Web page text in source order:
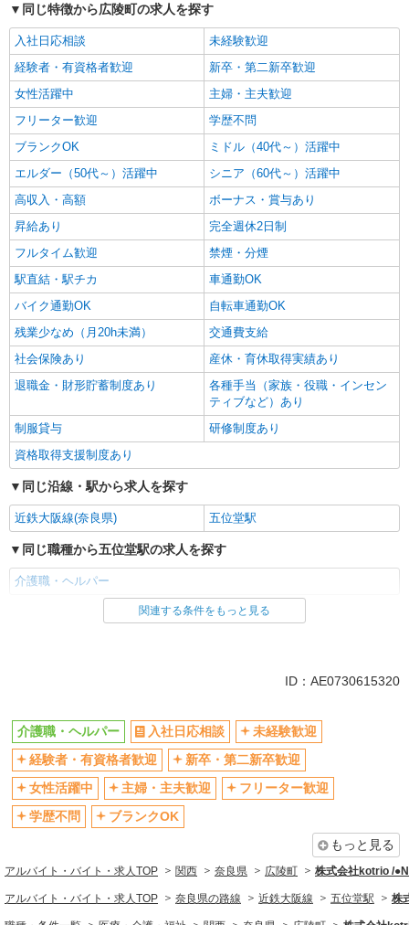
同じ特徴から広陵町の求人を探す
入社日応相談
未経験歓迎
経験者・有資格者歓迎
新卒・第二新卒歓迎
女性活躍中
主婦・主夫歓迎
フリーター歓迎
学歴不問
ブランクOK
ミドル（40代～）活躍中
エルダー（50代～）活躍中
シニア（60代～）活躍中
高収入・高額
ボーナス・賞与あり
昇給あり
完全週休2日制
フルタイム歓迎
禁煙・分煙
駅直結・駅チカ
車通勤OK
バイク通勤OK
自転車通勤OK
残業少なめ（月20h未満）
交通費支給
社会保険あり
産休・育休取得実績あり
退職金・財形貯蓄制度あり
各種手当（家族・役職・インセン
ティブなど）あり
制服貸与
研修制度あり
資格取得支援制度あり
同じ沿線・駅から求人を探す
近鉄大阪線(奈良県) 五位堂駅
同じ職種から五位堂駅の求人を探す
介護職・ヘルパー
同じ雇用形態から五位堂駅の求人を探す
経験者・有資格者歓迎
新卒・第二新卒歓迎
女性活躍中
主婦・主夫歓迎
フリーター歓迎
学歴不問
ブランクOK
シニア（60代～）活躍中
高収入・高額
ボーナス・賞与あり
昇給あり
完全週休2日制
フルタイム歓迎
禁煙・分煙
関連する条件をもっと見る
ID：AE0730615320
介護職・ヘルパー 入社日応相談
未経験歓迎
経験者・有資格者歓迎
新卒・第二新卒歓迎
女性活躍中
主婦・主夫歓迎
フリーター歓迎
学歴不問
ブランクOK
もっと見る
アルバイト・バイト・求人TOP 関西 奈良県 広陵町 株式会社kotrio /
アルバイト・バイト・求人TOP 奈良県の路線 近鉄大阪線 五位堂駅 株